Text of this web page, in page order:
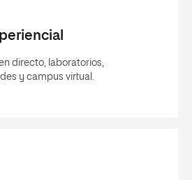
directo, laboratorios,
y campus virtual.